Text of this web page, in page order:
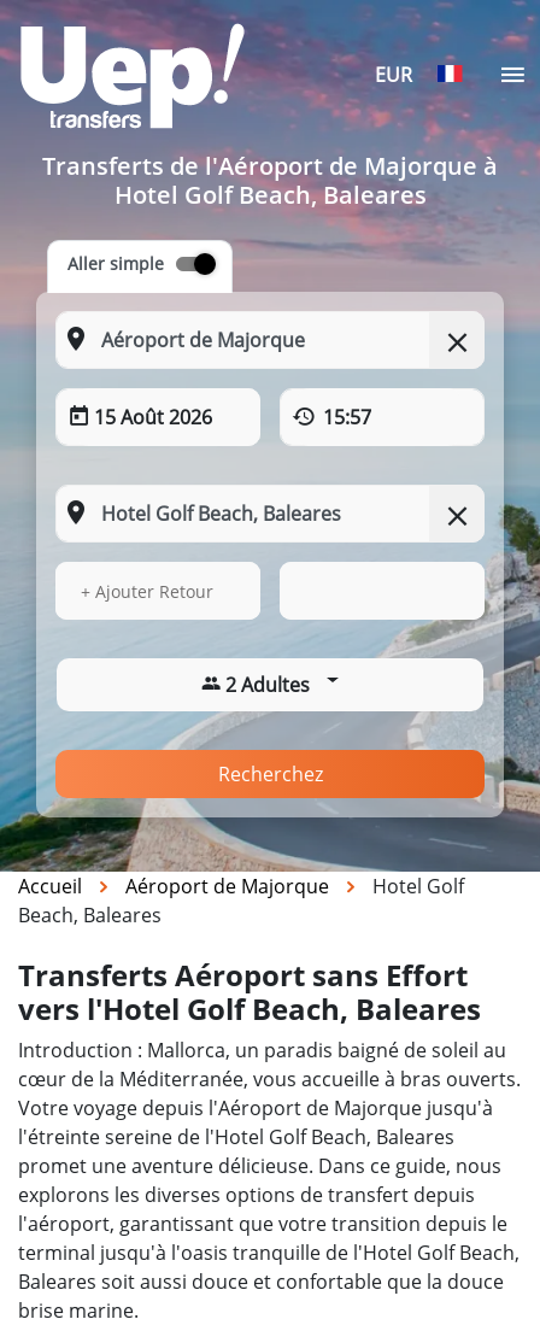
EUR
Transferts de l'Aéroport de Majorque à
Hotel Golf Beach, Baleares
Aller simple
15 Août 2026 15:57
15 Août 2026
+ Ajouter Retour
2 Adultes
Recherchez
Accueil Aéroport de Majorque
Hotel Golf
Beach, Baleares
Transferts Aéroport sans Effort
vers l'Hotel Golf Beach, Baleares
Introduction : Mallorca, un paradis baigné de soleil au
cœur de la Méditerranée, vous accueille à bras ouverts.
Votre voyage depuis l'Aéroport de Majorque jusqu'à
l'étreinte sereine de l'Hotel Golf Beach, Baleares
promet une aventure délicieuse. Dans ce guide, nous
explorons les diverses options de transfert depuis
l'aéroport, garantissant que votre transition depuis le
terminal jusqu'à l'oasis tranquille de l'Hotel Golf Beach,
Baleares soit aussi douce et confortable que la douce
brise marine.